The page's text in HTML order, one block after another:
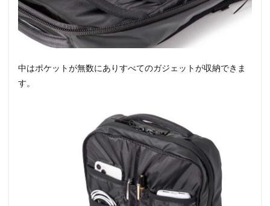
中はポケットが無数にありすべてのガジェットが収納できま
す。